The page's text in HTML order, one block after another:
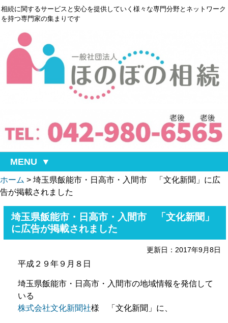
相続に関するサービスと安心を提供していく様々な専門分野とネットワーク
を持つ専門家の集まりです
MENU
ホーム > 埼玉県飯能市・日高市・入間市 「文化新聞」に広
告が掲載されました
埼玉県飯能市・日高市・入間市 「文化新聞」
に広告が掲載されました
更新日：2017年9月8日
平成２９年９月８日
埼玉県飯能市・日高市・入間市の地域情報を発信して
いる
株式会社文化新聞社様 「文化新聞」に、